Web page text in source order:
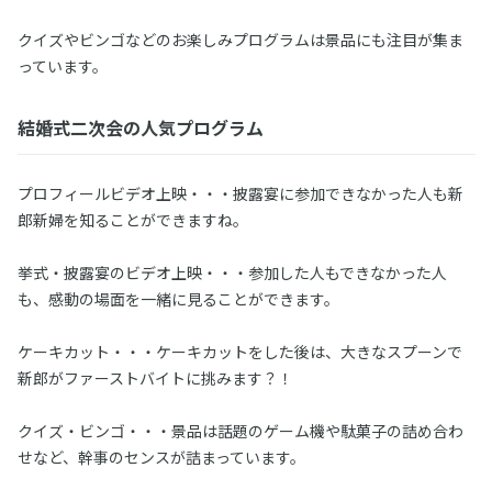
クイズやビンゴなどのお楽しみプログラムは景品にも注目が集ま
っています。
結婚式二次会の人気プログラム
プロフィールビデオ上映・・・披露宴に参加できなかった人も新
郎新婦を知ることができますね。
挙式・披露宴のビデオ上映・・・参加した人もできなかった人
も、感動の場面を一緒に見ることができます。
ケーキカット・・・ケーキカットをした後は、大きなスプーンで
新郎がファーストバイトに挑みます？！
クイズ・ビンゴ・・・景品は話題のゲーム機や駄菓子の詰め合わ
せなど、幹事のセンスが詰まっています。